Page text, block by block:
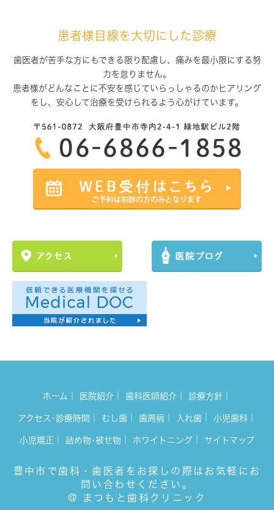
患者様目線を大切にした診療
歯医者が苦手な方にもできる限り配慮し、痛みを最小限にする努
力を怠りません。
患者様がどんなことに不安を感じていらっしゃるのかヒアリング
をし、 安心して治療を受けられるよう心がけています。
ホーム 医院紹介 歯科医師紹介 診療方針
アクセス･診療時間 むし歯 歯周病 入れ歯 小児歯科
小児矯正 詰め物･被せ物 ホワイトニング サイトマップ
豊中市で歯科・歯医者をお探しの際はお気軽にお
問い合わせください。
@ まつもと歯科クリニック